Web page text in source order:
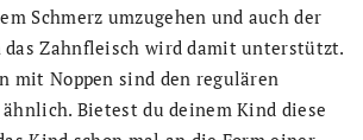
Schmerz umzugehen und auch der
das Zahnfleisch wird damit unterstützt.
mit Noppen sind den regulären
Bietest du deinem Kind diese